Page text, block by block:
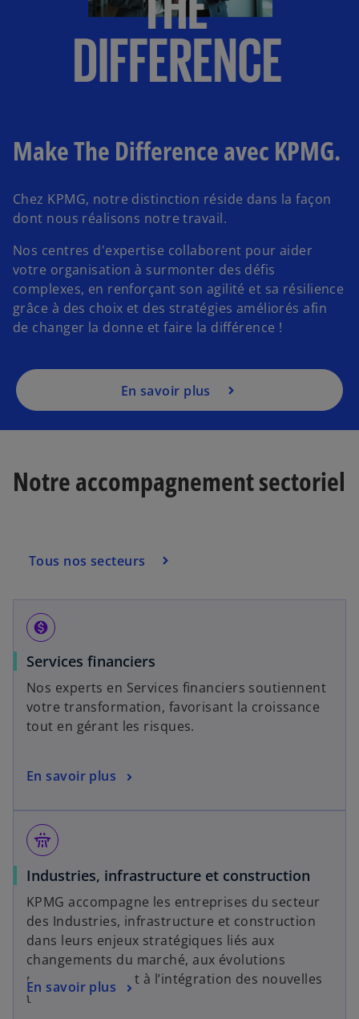
Make The Difference avec KPMG.
Chez KPMG, notre distinction réside dans la façon
dont nous réalisons notre travail.
Nos centres d'expertise collaborent pour aider
votre organisation à surmonter des défis
complexes, en renforçant son agilité et sa résilience
grâce à des choix et des stratégies améliorés afin
de changer la donne et faire la différence !
En savoir plus
Notre accompagnement sectoriel
Tous nos secteurs
monetization_on
Services financiers
Nos experts en Services financiers soutiennent
votre transformation, favorisant la croissance
tout en gérant les risques.
En savoir plus
flyover
Industries, infrastructure et construction
KPMG accompagne les entreprises du secteur
des Industries, infrastructure et construction
dans leurs enjeux stratégiques liés aux
changements du marché, aux évolutions
réglementaires et à l’intégration des nouvelles
technologies.
En savoir plus